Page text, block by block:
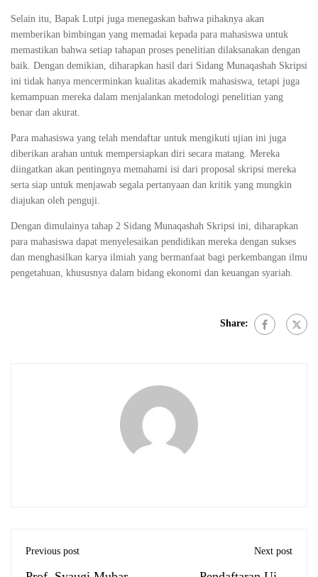
Selain itu, Bapak Lutpi juga menegaskan bahwa pihaknya akan
memberikan bimbingan yang memadai kepada para mahasiswa untuk
memastikan bahwa setiap tahapan proses penelitian dilaksanakan dengan
baik. Dengan demikian, diharapkan hasil dari Sidang Munaqashah Skripsi
ini tidak hanya mencerminkan kualitas akademik mahasiswa, tetapi juga
kemampuan mereka dalam menjalankan metodologi penelitian yang
benar dan akurat.
Para mahasiswa yang telah mendaftar untuk mengikuti ujian ini juga
diberikan arahan untuk mempersiapkan diri secara matang. Mereka
diingatkan akan pentingnya memahami isi dari proposal skripsi mereka
serta siap untuk menjawab segala pertanyaan dan kritik yang mungkin
diajukan oleh penguji.
Dengan dimulainya tahap 2 Sidang Munaqashah Skripsi ini, diharapkan
para mahasiswa dapat menyelesaikan pendidikan mereka dengan sukses
dan menghasilkan karya ilmiah yang bermanfaat bagi perkembangan ilmu
pengetahuan, khususnya dalam bidang ekonomi dan keuangan syariah.
Share:
Previous post Next post